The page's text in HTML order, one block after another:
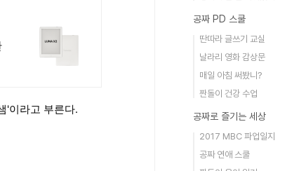
'이라고 부른다.
공짜 PD 스쿨
딴따라 글쓰기 교실
날라리 영화 감상문
매일 아침 써봤니?
짠돌이 건강 수업
공짜로 즐기는 세상
2017 MBC 파업일지
공짜 연애 스쿨